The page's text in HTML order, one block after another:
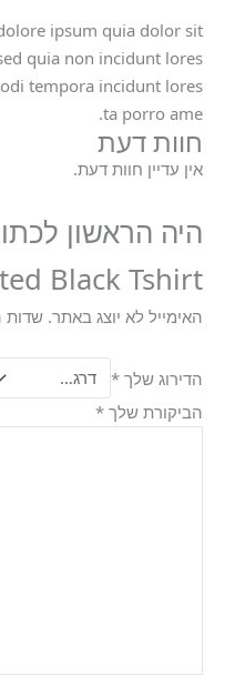
ipsum quia dolor sit
quia non incidunt lores
tempora incidunt lores
ta porro ame.
חוות דעת
אין עדיין חוות דעת.
Black Tshirt”
האימייל לא יוצג באתר. שדות
הדירוג שלך *
הביקורת שלך *